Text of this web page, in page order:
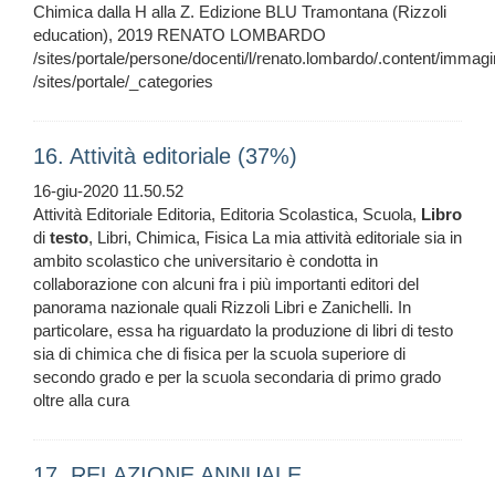
Chimica dalla H alla Z. Edizione BLU Tramontana (Rizzoli
education), 2019 RENATO LOMBARDO
/sites/portale/persone/docenti/l/renato.lombardo/.content/
/sites/portale/_categories
16. Attività editoriale (37%)
16-giu-2020 11.50.52
Attività Editoriale Editoria, Editoria Scolastica, Scuola, Libro
di testo, Libri, Chimica, Fisica La mia attività editoriale sia in
ambito scolastico che universitario è condotta in
collaborazione con alcuni fra i più importanti editori del
panorama nazionale quali Rizzoli Libri e Zanichelli. In
particolare, essa ha riguardato la produzione di libri di testo
sia di chimica che di fisica per la scuola superiore di
secondo grado e per la scuola secondaria di primo grado
oltre alla cura